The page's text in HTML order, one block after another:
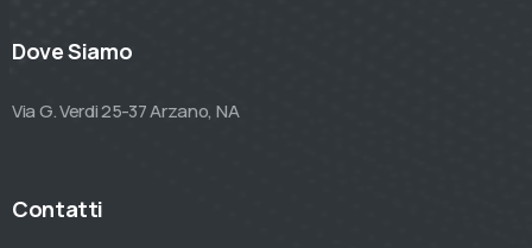
Dove Siamo
Via G. Verdi 25-37 Arzano, NA
Contatti